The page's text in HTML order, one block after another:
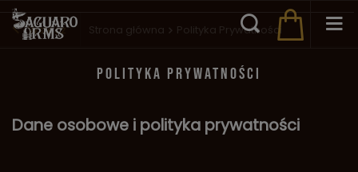
Wstecz Strona główna Polityka Prywatności
POLITYKA PRYWATNOŚCI
Dane osobowe i polityka prywatności